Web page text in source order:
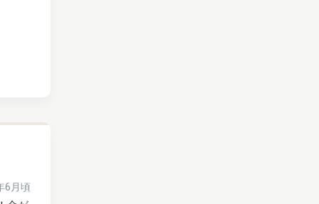
6月頃